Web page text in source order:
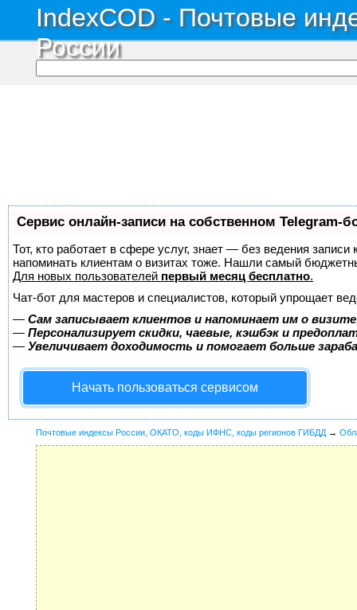
IndexCOD - Почтовые
России
Сервис онлайн-записи на собственном Telegram-
Тот, кто работает в сфере услуг, знает — без ведения
напоминать клиентам о визитах тоже. Нашли самый
Для новых пользователей первый месяц бесплатно.
Чат-бот для мастеров и специалистов, который упрощает
— Сам записывает клиентов и напоминает им о
— Персонализирует скидки, чаевые, кэшбэк и
— Увеличивает доходимость и помогает больше
Начать пользоваться сервисом
Почтовые индексы России, ОКАТО, коды ИФНС, коды регионов ГИБДД →